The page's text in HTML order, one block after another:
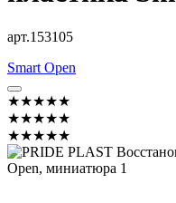
арт.153105
Smart Open
★★★★★
★★★★★
★★★★★